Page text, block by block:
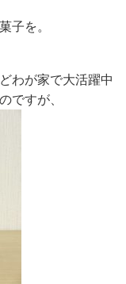
子を。
わが家で大活躍中
ですが、